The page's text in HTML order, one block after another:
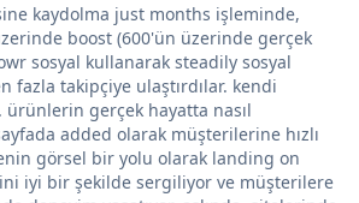
kaydolma just months işleminde,
boost (600'ün üzerinde gerçek
sosyal kullanarak steadily sosyal
fazla takipçiye ulaştırdılar. kendi
gerçek hayatta nasıl
added olarak müşterilerine hızlı
görsel bir yolu olarak landing on
iyi bir şekilde sergiliyor ve müşterilere